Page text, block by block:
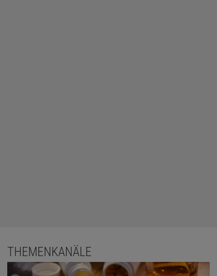
THEMENKANÄLE